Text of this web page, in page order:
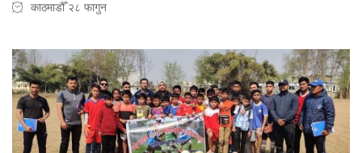
काठमाडौँ २८ फागुन